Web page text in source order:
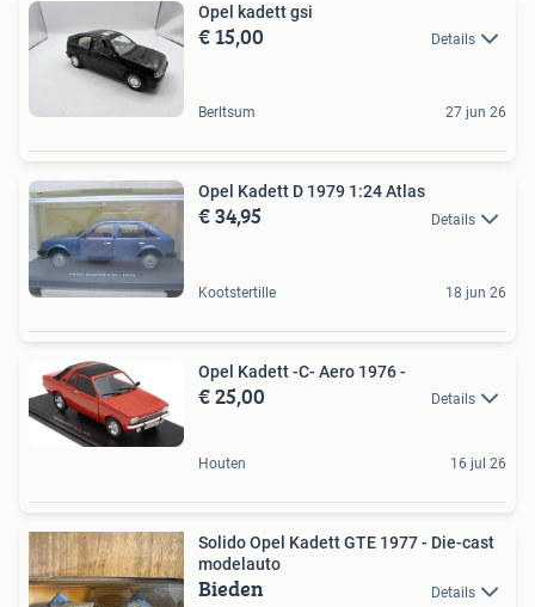
Opel kadett gsi
€ 15,00 Details
Berltsum 27 jun 26
Opel Kadett D 1979 1:24 Atlas
€ 34,95 Details
Kootstertille 18 jun 26
Opel Kadett -C- Aero 1976 -
€ 25,00 Details
Houten 16 jul 26
Solido Opel Kadett GTE 1977 - Die-cast
modelauto
Bieden Details